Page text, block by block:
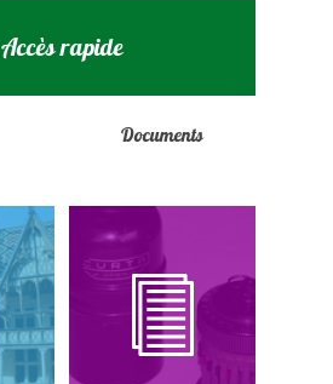
Accès rapide
Documents